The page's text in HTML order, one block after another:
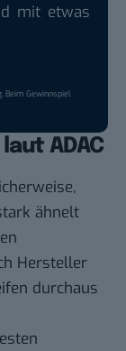
mit etwas
. Beim Gewinnspiel
ADAC
ähnelt
Hersteller
durchaus